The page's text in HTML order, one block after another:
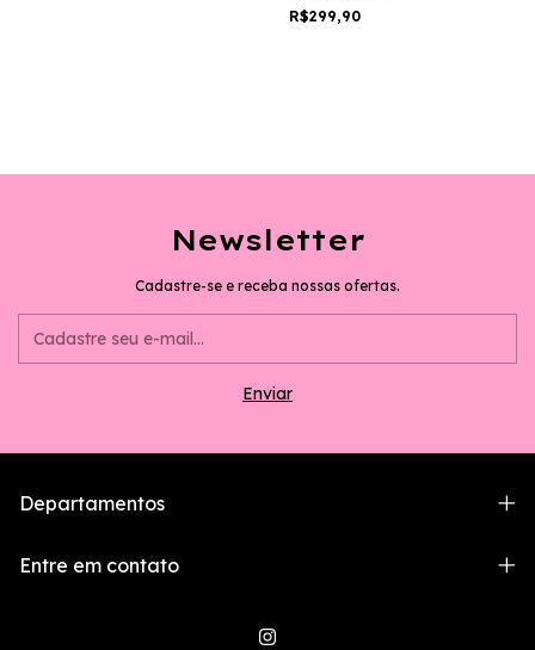
R$299,90
Newsletter
Cadastre-se e receba nossas ofertas.
Departamentos
Entre em contato